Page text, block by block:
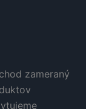
zameraný